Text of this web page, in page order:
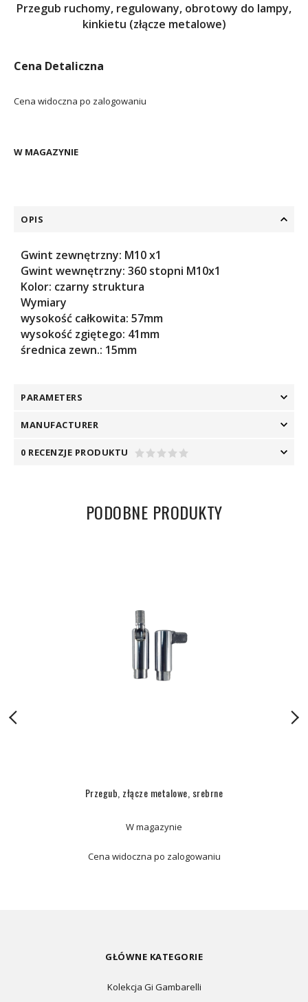
Przegub ruchomy, regulowany, obrotowy do lampy,
kinkietu (złącze metalowe)
Cena Detaliczna
Cena widoczna po zalogowaniu
W MAGAZYNIE
OPIS
Gwint zewnętrzny: M10 x1
Gwint wewnętrzny: 360 stopni M10x1
Kolor: czarny struktura
Wymiary
wysokość całkowita: 57mm
wysokość zgiętego: 41mm
średnica zewn.: 15mm
PARAMETERS
MANUFACTURER
0 RECENZJE PRODUKTU
PODOBNE PRODUKTY
Przegub, złącze metalowe, srebrne
W magazynie
Cena widoczna po zalogowaniu
GŁÓWNE KATEGORIE
Kolekcja Gi Gambarelli